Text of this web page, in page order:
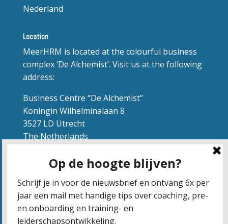
Nederland
Location
MeerHRM is located at the colourful business
complex ‘De Alchemist’. Visit us at the following
address:
Business Centre “De Alchemist”
Koningin Wilhelminalaan 8
3527 LD Utrecht
The Netherlands
Route naar ‘de Alchemist’
(vrij parkeren)